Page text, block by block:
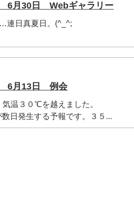
6月30日 Webギャラリー
連日真夏日。(^_^;
6月13日 例会
温３０℃を越えました。
日発生する予報です。３５...